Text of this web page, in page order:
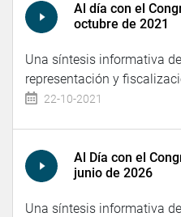
Al día con el
octubre de 2021
Una síntesis informativa
representación y
22-10-2021
Al Día con el
junio de 2026
Una síntesis informativa